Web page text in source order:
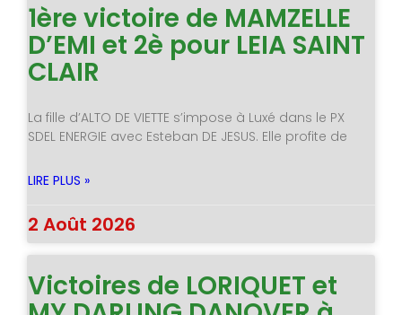
1ère victoire de MAMZELLE
D’EMI et 2è pour LEIA SAINT
CLAIR
La fille d’ALTO DE VIETTE s’impose à Luxé dans le PX
SDEL ENERGIE avec Esteban DE JESUS. Elle profite de
LIRE PLUS »
2 Août 2026
Victoires de LORIQUET et